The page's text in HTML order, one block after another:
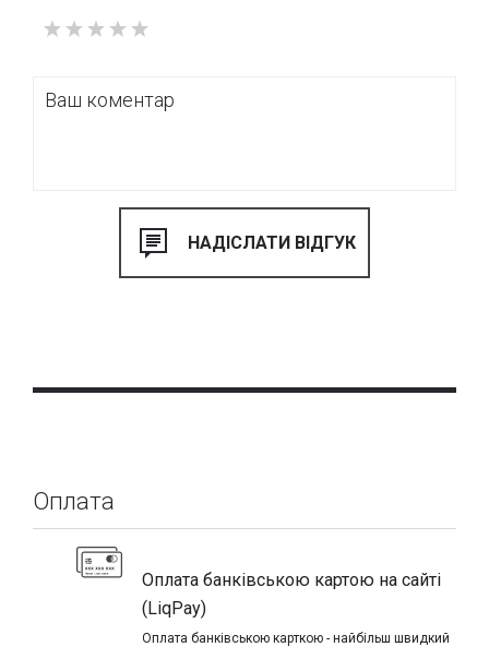
Оплата
Оплата банківською картою на сайті
(LiqPay)
Оплата банківською карткою - найбільш швидкий